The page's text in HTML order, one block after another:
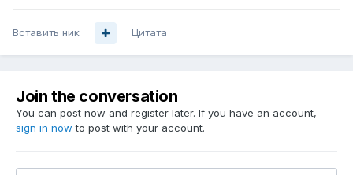
Вставить ник Цитата
Join the conversation
You can post now and register later. If you have an account,
sign in now to post with your account.